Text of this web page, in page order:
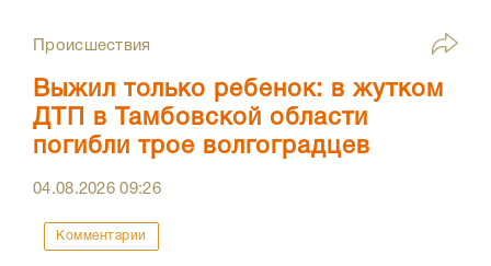
Происшествия
Выжил только ребенок: в жутком
ДТП в Тамбовской области
погибли трое волгоградцев
04.08.202609:26
Комментарии